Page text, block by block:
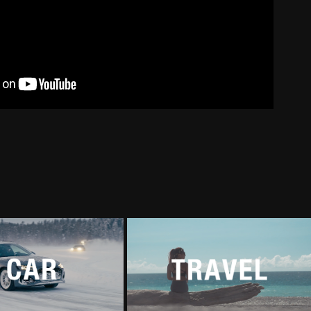
車子 旅遊